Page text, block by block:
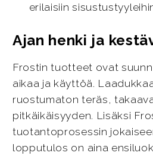
erilaisiin
Ajan henki ja
Frostin tuotteet ovat
aikaa ja käyttöä.
ruostumaton teräs,
pitkäikäisyyden. Lisäksi
tuotantoprosessin
lopputulos on aina